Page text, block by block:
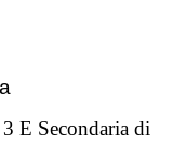
E Secondaria di